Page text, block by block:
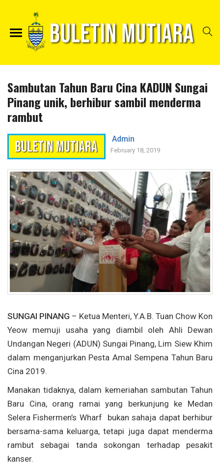
Sambutan Tahun Baru Cina KADUN Sungai
Pinang unik, berhibur sambil menderma
rambut
Admin
February 18, 2019
SUNGAI PINANG – Ketua Menteri, Y.A.B. Tuan Chow Kon
Yeow memuji usaha yang diambil oleh Ahli Dewan
Undangan Negeri (ADUN) Sungai Pinang, Lim Siew Khim
dalam menganjurkan Pesta Amal Sempena Tahun Baru
Cina 2019.
Manakan tidaknya, dalam kemeriahan sambutan Tahun
Baru Cina, orang ramai yang berkunjung ke Medan
Selera Fishermen’s Wharf bukan sahaja dapat berhibur
bersama-sama keluarga, tetapi juga dapat menderma
rambut sebagai tanda sokongan terhadap pesakit
kanser.